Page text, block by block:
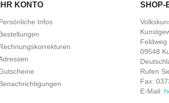
IHR KONTO
Infos
SHOP-
Feldweg
09548
Rufen
Fax:
E-Mail: